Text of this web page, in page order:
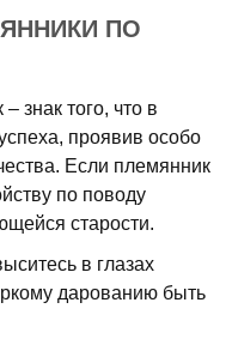
ПО
знак того, что в
проявив особо
Если племянник
по поводу
старости.
в глазах
дарованию быть